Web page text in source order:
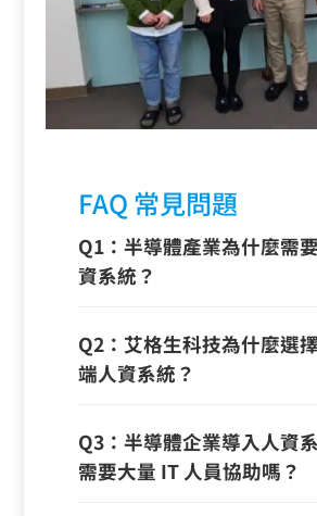
FAQ 常見問題
Q1：半導體產業為什麼需
資系統？
Q2：艾格生科技為什麼選
端人資系統？
Q3：半導體企業導入人資
需要大量 IT 人員協助嗎？